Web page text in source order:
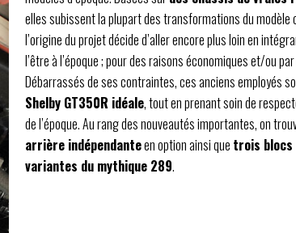
elles subissent la plupart des transformations du modèle
l’origine du projet décide d’aller encore plus loin en
l’être à l’époque ; pour des raisons économiques et/ou
Débarrassés de ses contraintes, ces anciens employés
Shelby GT350R idéale, tout en prenant soin de
de l’époque. Au rang des nouveautés importantes, on
arrière indépendanteen option ainsi que trois
variantes du mythique 289.